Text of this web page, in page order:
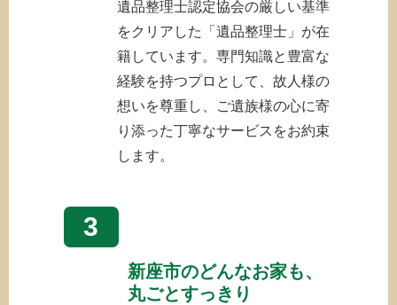
遺品整理士認定協会の厳しい基準
をクリアした「遺品整理士」が在
籍しています。専門知識と豊富な
経験を持つプロとして、故人様の
想いを尊重し、ご遺族様の心に寄
り添った丁寧なサービスをお約束
します。
3
新座市のどんなお家も、
丸ごとすっきり